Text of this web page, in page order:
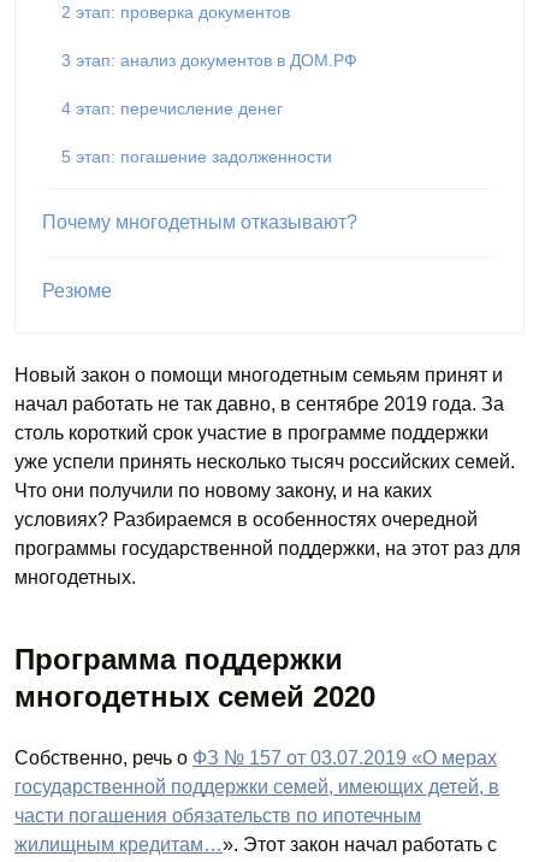
2 этап: проверка документов
3 этап: анализ документов в ДОМ.РФ
4 этап: перечисление денег
5 этап: погашение задолженности
Почему многодетным отказывают?
Резюме
Новый закон о помощи многодетным семьям принят и
начал работать не так давно, в сентябре 2019 года. За
столь короткий срок участие в программе поддержки
уже успели принять несколько тысяч российских семей.
Что они получили по новому закону, и на каких
условиях? Разбираемся в особенностях очередной
программы государственной поддержки, на этот раз для
многодетных.
Программа поддержки
многодетных семей 2020
Собственно, речь о ФЗ № 157 от 03.07.2019 «О мерах
государственной поддержки семей, имеющих детей, в
части погашения обязательств по ипотечным
жилищным кредитам…». Этот закон начал работать с